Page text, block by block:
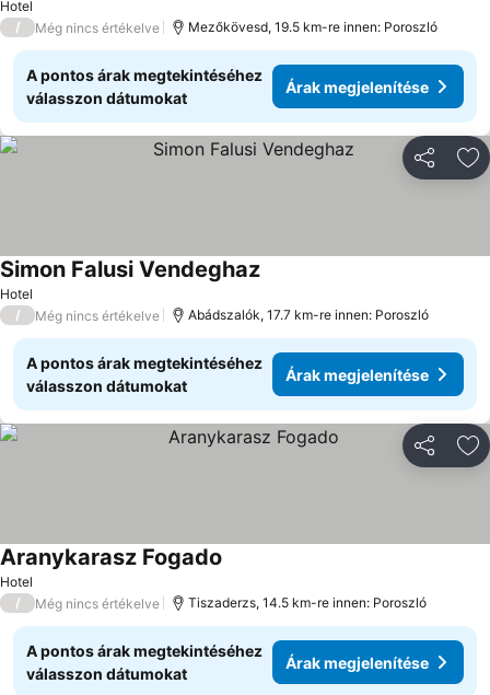
Hotel
/
Még nincs értékelve Mezőkövesd, 19.5 km-re innen: Poroszló
A pontos árak megtekintéséhez
válasszon dátumokat
Árak megjelenítése
Hotel
Simon Falusi Vendeghaz
/ Még nincs értékelve Abádszalók, 17.7 km-re innen: Poroszló
A pontos árak megtekintéséhez
válasszon dátumokat
Árak megjelenítése
Hotel
Aranykarasz Fogado
/ Még nincs értékelve Tiszaderzs, 14.5 km-re innen: Poroszló
A pontos árak megtekintéséhez
válasszon dátumokat
Árak megjelenítése